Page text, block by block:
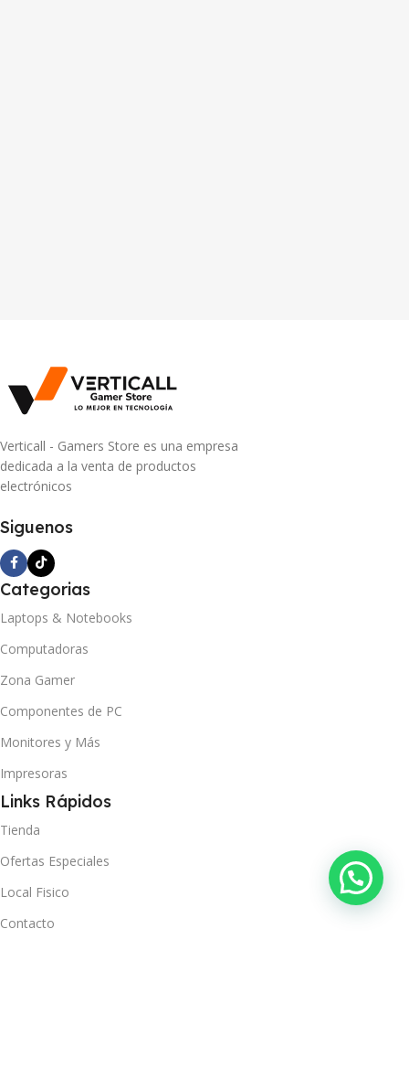
Verticall - Gamers Store es una empresa
dedicada a la venta de productos
electrónicos
Siguenos
Categorias
Laptops & Notebooks
Computadoras
Zona Gamer
Componentes de PC
Monitores y Más
Impresoras
Links Rápidos
Tienda
Ofertas Especiales
Local Fisico
Contacto